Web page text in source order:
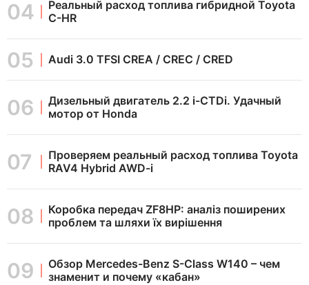
Реальный расход топлива гибридной Toyota
C-HR
Audi 3.0 TFSI CREA / CREC / CRED
Дизельный двигатель 2.2 i-CTDi. Удачный
мотор от Honda
Проверяем реальный расход топлива Toyota
RAV4 Hybrid AWD-i
Коробка передач ZF8HP: аналіз поширених
проблем та шляхи їх вирішення
Обзор Mercedes-Benz S-Class W140 – чем
знаменит и почему «кабан»